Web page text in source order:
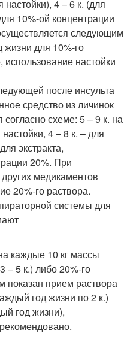
настойки), 4 – 6 к. (для
10%-ой концентрации
следующим
жизни для 10%-го
использование настойки
после инсульта
средство из личинок
схеме: 5 – 9 к. на
4 – 8 к. – для
экстракта,
20%. При
медикаментов
20%-го раствора.
системы для
каждые 10 кг массы
– 5 к.) либо 20%-го
показан прием раствора
год жизни по 2 к.)
год жизни),